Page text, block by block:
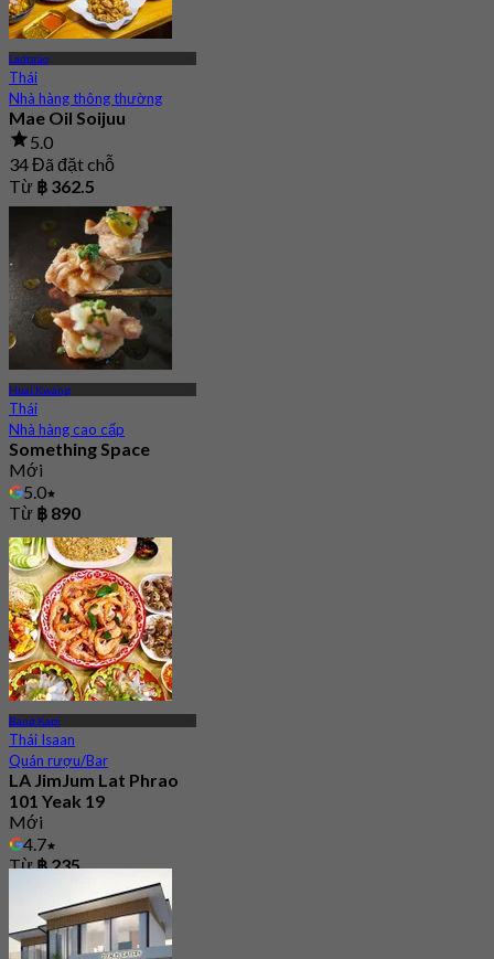
Ladprao
Thái
Nhà hàng thông thường
Mae Oil Soijuu
5.0
34 Đã đặt chỗ
Từ ฿ 362.5
Huai Kwang
Thái
Nhà hàng cao cấp
Something Space
Mới
5.0
Từ ฿ 890
Bang Kapi
Thái Isaan
Quán rượu/Bar
LA JimJum Lat Phrao
101 Yeak 19
Mới
4.7
Từ฿ 235